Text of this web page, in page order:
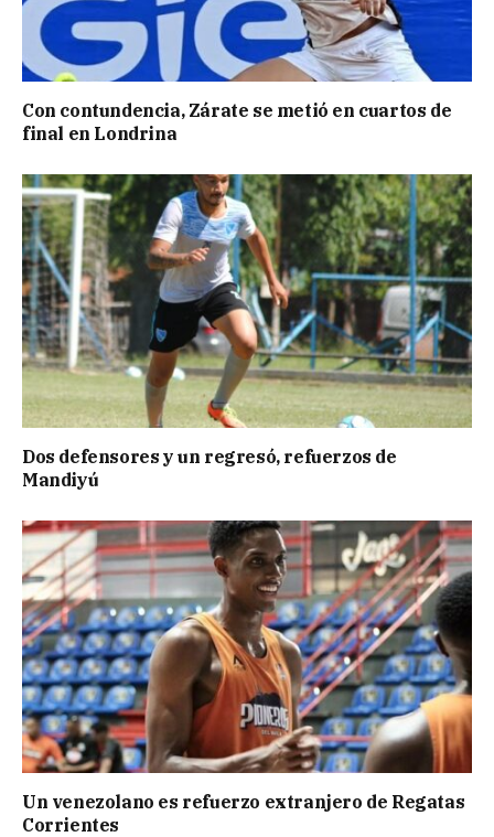
Con contundencia, Zárate se metió en cuartos de
final en Londrina
Dos defensores y un regresó, refuerzos de
Mandiyú
Un venezolano es refuerzo extranjero de Regatas
Corrientes